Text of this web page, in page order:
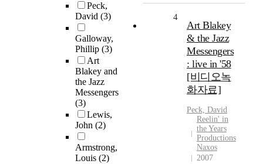
Peck,
David (3)
Galloway,
Phillip (3)
Art
Blakey and
the Jazz
Messengers
(3)
Lewis,
John (2)
Armstrong,
Louis (2)
4
Art Blakey
& the Jazz
Messengers
: live in '58
[비디오녹
화자료]
Peck, David
Reelin' in
the Years
Productions
Naxos
2007